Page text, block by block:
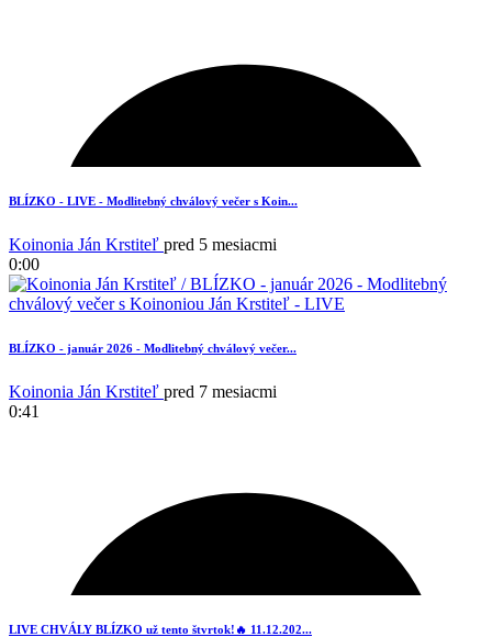
BLÍZKO - LIVE - Modlitebný chválový večer s Koin...
Koinonia Ján Krstiteľ pred 5 mesiacmi
0:00
BLÍZKO - január 2026 - Modlitebný chválový večer...
Koinonia Ján Krstiteľ pred 7 mesiacmi
0:41
LIVE CHVÁLY BLÍZKO už tento štvrtok!🔥 11.12.202...